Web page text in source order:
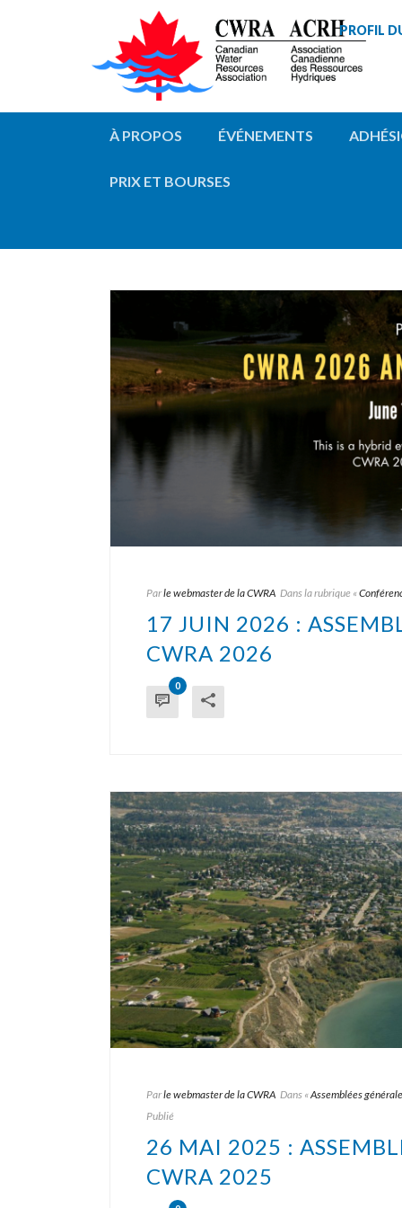
PROFIL
À PROPOS ÉVÉNEMENTS
PRIX ET BOURSES
Parle webmaster de la CWRA Dansla rubrique «
17 JUIN 2026 :
CWRA 2026
0
Parle webmaster de la CWRA Dans «Assemblées
Publié
26 MAI 2025 :
CWRA 2025